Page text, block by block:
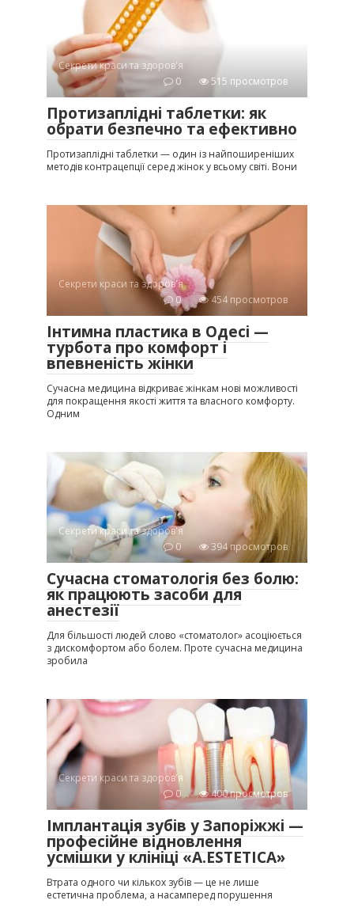
Секрети краси та здоров'я
0
515 просмотров
Протизаплідні таблетки: як
обрати безпечно та ефективно
Протизаплідні таблетки — один із найпоширеніших
методів контрацепції серед жінок у всьому світі. Вони
Секрети краси та здоров'я
0
454 просмотров
Інтимна пластика в Одесі —
турбота про комфорт і
впевненість жінки
Сучасна медицина відкриває жінкам нові можливості
для покращення якості життя та власного комфорту.
Одним
Секрети краси та здоров'я
0
394 просмотров
Сучасна стоматологія без болю:
як працюють засоби для
анестезії
Для більшості людей слово «стоматолог» асоціюється
з дискомфортом або болем. Проте сучасна медицина
зробила
Секрети краси та здоров'я
0
400 просмотров
Імплантація зубів у Запоріжжі —
професійне відновлення
усмішки у клініці «A.ESTETICA»
Втрата одного чи кількох зубів — це не лише
естетична проблема, а насамперед порушення